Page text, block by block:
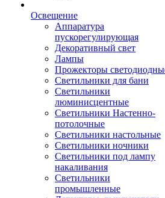
Освещение
Аппаратура
пускорегулирующая
Декоративный свет
Лампы
Прожекторы
Светильники для бани
Светильники
люминисцентные
Светильники Настенно-
потолочные
Светильники настольные
Светильники ночники
Светильники под лампу
накаливания
Светильники
промышленные